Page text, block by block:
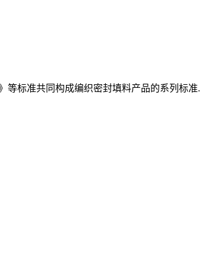
等标准共同构成编织密封填料产品的系列标准.